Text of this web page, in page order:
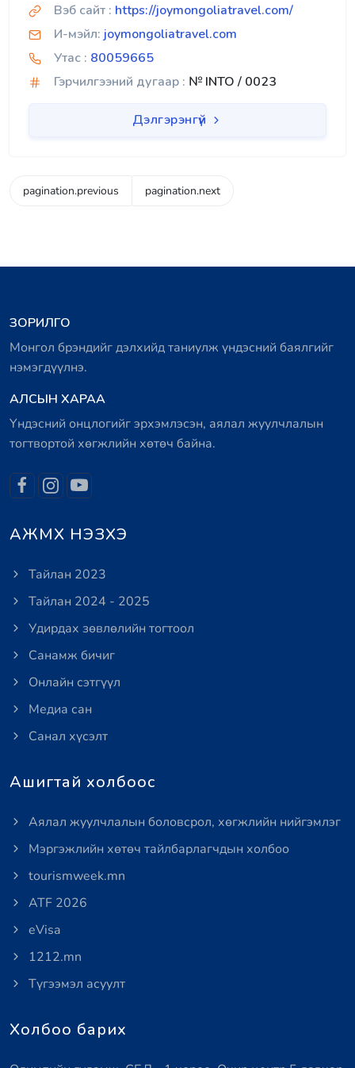
Вэб сайт : https://joymongoliatravel.com/
И-мэйл: joymongoliatravel.com
Утас : 80059665
Гэрчилгээний дугаар : № INTO / 0023
Дэлгэрэнгүй
pagination.previous pagination.next
ЗОРИЛГО
Монгол брэндийг дэлхийд таниулж үндэсний баялгийг
нэмэгдүүлнэ.
АЛСЫН ХАРАА
Үндэсний онцлогийг эрхэмлэсэн, аялал жуулчлалын
тогтвортой хөгжлийн хөтөч байна.
АЖМХ НЭЗХЭ
Тайлан 2023
Тайлан 2024 - 2025
Удирдах зөвлөлийн тогтоол
Санамж бичиг
Онлайн сэтгүүл
Медиа сан
Санал хүсэлт
Ашигтай холбоос
Аялал жуулчлалын боловсрол, хөгжлийн нийгэмлэг
Мэргэжлийн хөтөч тайлбарлагчдын холбоо
tourismweek.mn
ATF 2026
eVisa
1212.mn
Түгээмэл асуулт
Холбоо барих